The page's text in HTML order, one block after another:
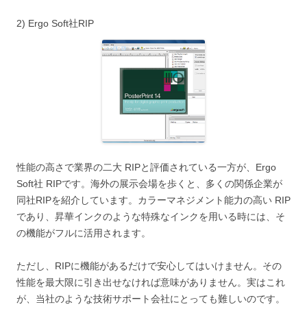
2) Ergo Soft社RIP
性能の高さで業界の二大 RIPと評価されている一方が、Ergo
Soft社 RIPです。海外の展示会場を歩くと、多くの関係企業が
同社RIPを紹介しています。カラーマネジメント能力の高い RIP
であり、昇華インクのような特殊なインクを用いる時には、そ
の機能がフルに活用されます。
ただし、RIPに機能があるだけで安心してはいけません。その
性能を最大限に引き出せなければ意味がありません。実はこれ
が、当社のような技術サポート会社にとっても難しいのです。